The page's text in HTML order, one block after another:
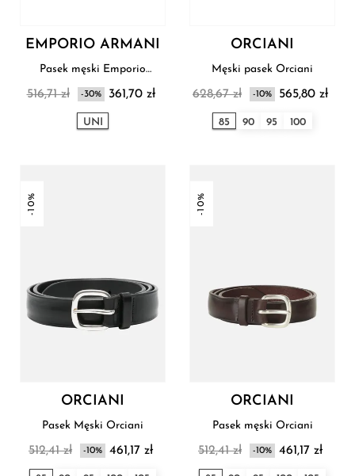
EMPORIO ARMANI
Pasek męski Emporio
516,71 zł -30% 361,70 zł
UNI
ORCIANI
Męski pasek Orciani
628,67 zł -10% 565,80 zł
85 90 95 100
-10%
ORCIANI
Pasek Męski Orciani
512,41 zł -10% 461,17 zł
-10%
ORCIANI
Pasek męski Orciani
512,41 zł -10% 461,17 zł